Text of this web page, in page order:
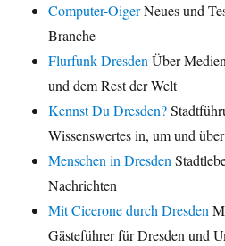
Computer-OigerNeues und
Branche
Flurfunk DresdenÜber
und dem Rest der Welt
Kennst Du Dresden?
Wissenswertes in, um und
Menschen in Dresden
Nachrichten
Mit Cicerone durch Dresden
Gästeführer für Dresden und